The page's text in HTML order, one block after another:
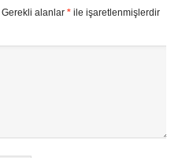
Gerekli alanlar *ile işaretlenmişlerdir